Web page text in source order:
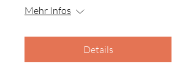
Mehr Infos
Details